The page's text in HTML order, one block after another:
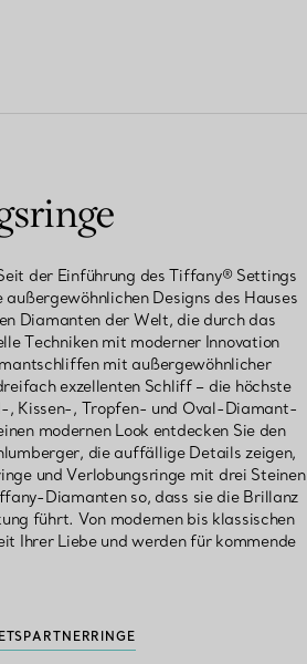
der Einführung des Tiffany® Settings
Designs des Hauses
Diamanten der Welt, die durch das
Techniken mit moderner Innovation
mit außergewöhnlicher
exzellenten Schliff – die höchste
, Kissen-, Tropfen- und Oval-Diamant-
modernen Look entdecken Sie den
die auffällige Details zeigen,
und Verlobungsringe mit drei Steinen
Diamanten so, dass sie die Brillanz
führt. Von modernen bis klassischen
Ihrer Liebe und werden für kommende
PARTNERRINGE